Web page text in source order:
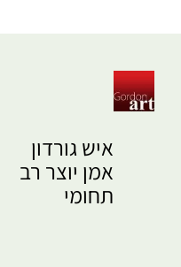
איש גורדון
אמן יוצר רב
תחומי